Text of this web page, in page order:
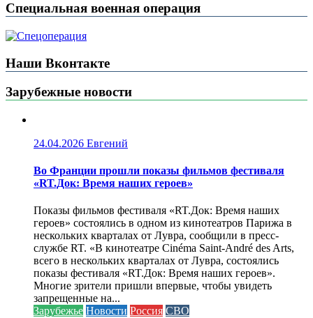
Специальная военная операция
Наши Вконтакте
Зарубежные новости
24.04.2026 Евгений
Во Франции прошли показы фильмов фестиваля
«RT.Док: Время наших героев»
Показы фильмов фестиваля «RT.Док: Время наших
героев» состоялись в одном из кинотеатров Парижа в
нескольких кварталах от Лувра, сообщили в пресс-
службе RT. «В кинотеатре Cinéma Saint-André des Arts,
всего в нескольких кварталах от Лувра, состоялись
показы фестиваля «RT.Док: Время наших героев».
Многие зрители пришли впервые, чтобы увидеть
запрещенные на...
Зарубежье Новости Россия СВО